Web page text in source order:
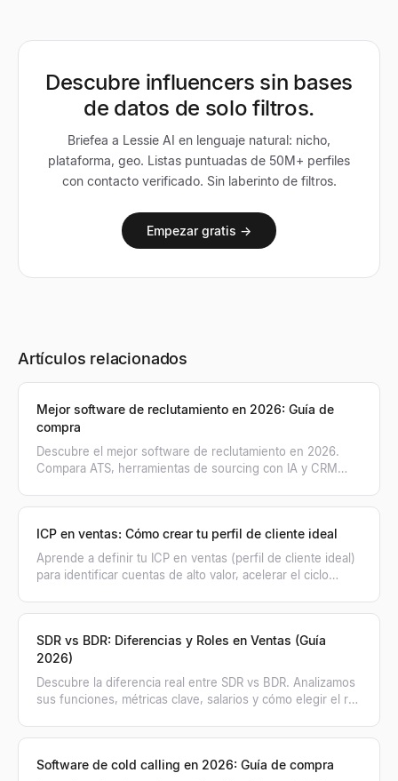
Descubre influencers sin bases
de datos de solo filtros.
Briefea a Lessie AI en lenguaje natural: nicho,
plataforma, geo. Listas puntuadas de 50M+ perfiles
con contacto verificado. Sin laberinto de filtros.
Empezar gratis →
Artículos relacionados
Mejor software de reclutamiento en 2026: Guía de
compra
Descubre el mejor software de reclutamiento en 2026.
Compara ATS, herramientas de sourcing con IA y CRM
ICP en ventas: Cómo crear tu perfil de cliente ideal
Aprende a definir tu ICP en ventas (perfil de cliente ideal)
para identificar cuentas de alto valor, acelerar el ciclo
SDR vs BDR: Diferencias y Roles en Ventas (Guía
2026)
Descubre la diferencia real entre SDR vs BDR. Analizamos
sus funciones, métricas clave, salarios y cómo elegir el rol
Software de cold calling en 2026: Guía de compra